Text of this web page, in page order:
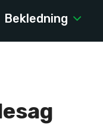
Bekledning